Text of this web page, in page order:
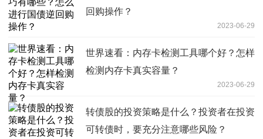
回购操作？
2023-06-29
世界速看：内存卡检测工具哪个好？怎样
检测内存卡真实容量？
2023-06-29
转债股的投资策略是什么？投资者在投资
可转债时，要充分注意哪些风险？